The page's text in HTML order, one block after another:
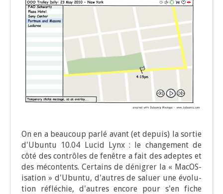
On en a beau­coup par­lé avant (et depuis) la sor­tie
d'Ubuntu 10.04 Lucid Lynx : le chan­ge­ment de
côté des contrôles de fenêtre a fait des adeptes et
des mécon­tents. Cer­tains de déni­grer la « MacOS-
isa­tion » d'Ubuntu, d'autres de saluer une évo­lu­
tion réflé­chie, d'autres encore pour s'en fiche